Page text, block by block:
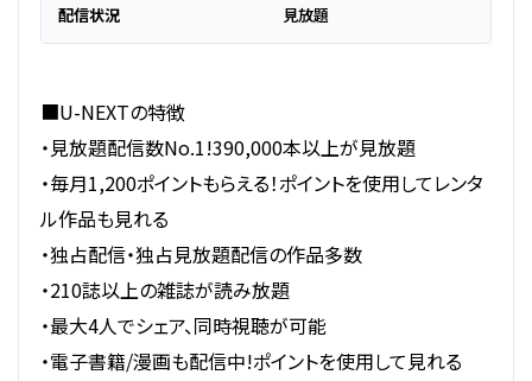
配信状況 見放題
■U-NEXTの特徴
・見放題配信数No.1!390,000本以上が見放題
・毎月1,200ポイントもらえる！ポイントを使用してレンタ
ル作品も見れる
・独占配信・独占見放題配信の作品多数
・210誌以上の雑誌が読み放題
・最大4人でシェア、同時視聴が可能
・電子書籍/漫画も配信中!ポイントを使用して見れる